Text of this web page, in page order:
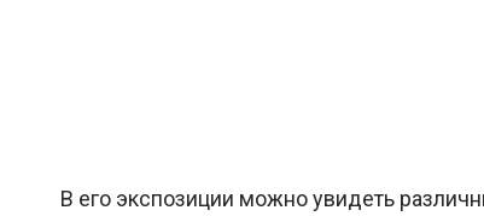
В его экспозиции можно увидеть